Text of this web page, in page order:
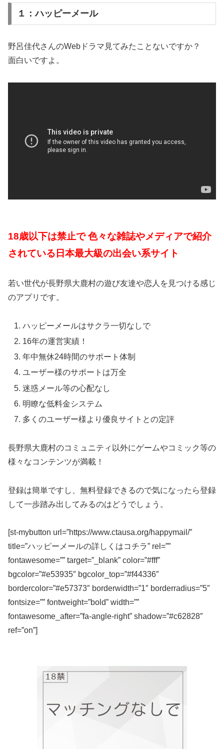
１：ハッピーメール
野呂佳代さんのWebドラマ見てみたことないですか？
面白いですよ。
18歳以下は禁止で 色々な雑誌やメディアで紹介
されている日本最大級の出会い系サイト
若い世代が長野県大鹿村の遊び友達や恋人を見つける感じ
のアプリです。
ハッピーメールはサクラ一切なしで
16年の運営実績！
年中無休24時間のサポート体制
ユーザー様のサポートは万全
迷惑メール等の心配なし
明瞭な低料金システム
多くのユーザー様より優良サイトとの定評
長野県大鹿村のコミュニティ以外にゲームやコミック等の
様々なコンテンツが満載！
登録は簡単ですし、無料登録できるので気になったら登録
して一歩踏み出してみるのはどうでしょう。
[st-mybutton url=”https://www.ctausa.org/happymail/”
title=”ハッピーメールの詳しくはコチラ” rel=””
fontawesome=”” target=”_blank” color=”#fff”
bgcolor=”#e53935″ bgcolor_top=”#f44336″
bordercolor=”#e57373″ borderwidth=”1″ borderradius=”5″
fontsize=”” fontweight=”bold” width=””
fontawesome_after=”fa-angle-right” shadow=”#c62828″
ref=”on”]